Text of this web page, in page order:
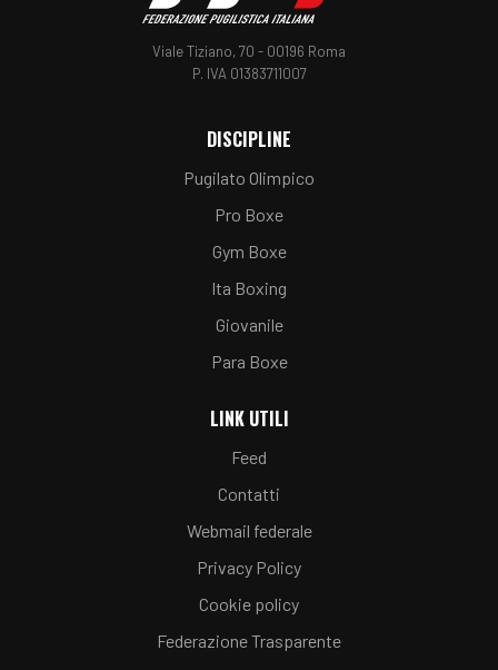
Viale Tiziano, 70 - 00196 Roma
P. IVA 01383711007
DISCIPLINE
Pugilato Olimpico
Pro Boxe
Gym Boxe
Ita Boxing
Giovanile
Para Boxe
LINK UTILI
Feed
Contatti
Webmail federale
Privacy Policy
Cookie policy
Federazione Trasparente